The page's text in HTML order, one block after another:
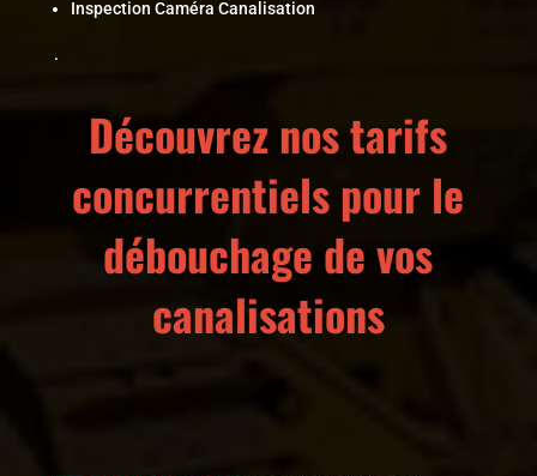
Inspection Caméra Canalisation
.
Découvrez nos tarifs
concurrentiels pour le
débouchage de vos
canalisations